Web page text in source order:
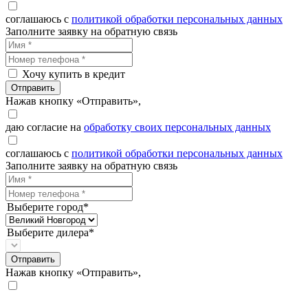
соглашаюсь с политикой обработки персональных данных
Заполните заявку на обратную связь
Хочу купить в кредит
Отправить
Нажав кнопку «Отправить»,
даю согласие на обработку своих персональных данных
соглашаюсь с политикой обработки персональных данных
Заполните заявку на обратную связь
Выберите город*
Выберите дилера*
Отправить
Нажав кнопку «Отправить»,